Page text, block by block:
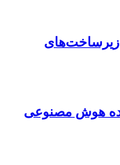
زیرساخت‌های
هوش مصنوعی